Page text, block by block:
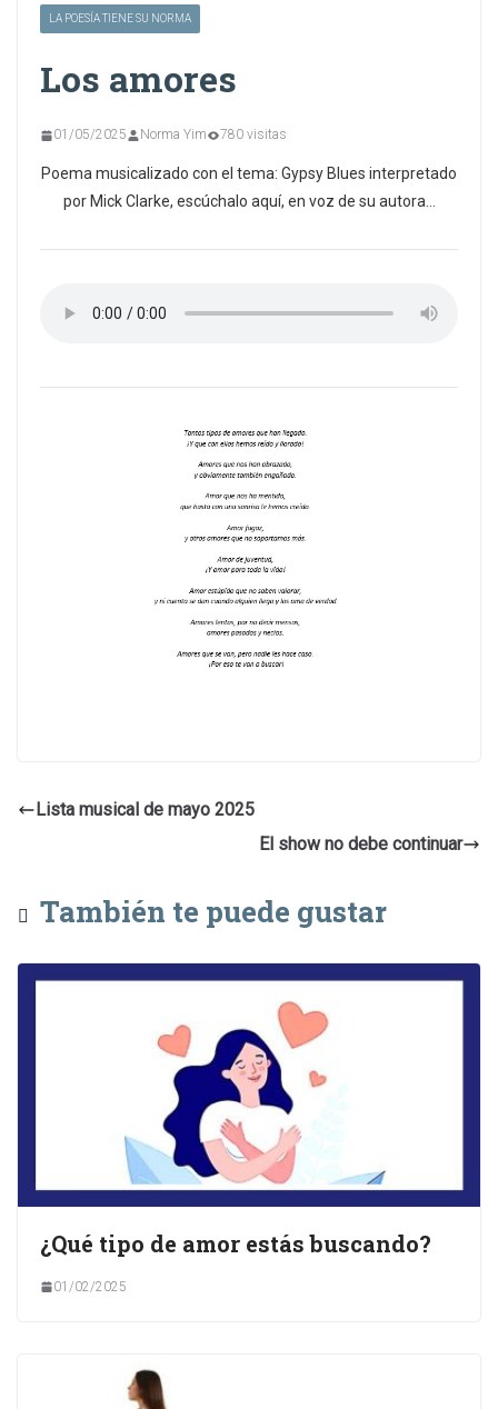
LA POESÍA TIENE SU NORMA
Los amores
01/05/2025 Norma Yim 780 visitas
Poema musicalizado con el tema: Gypsy Blues interpretado
por Mick Clarke, escúchalo aquí, en voz de su autora…
Lista musical de mayo 2025
El show no debe continuar
También te puede gustar
¿Qué tipo de amor estás buscando?
01/02/2025